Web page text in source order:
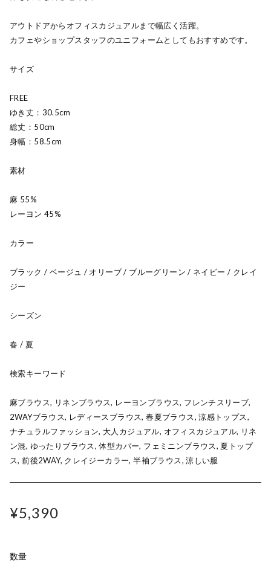
アウトドアからオフィスカジュアルまで幅広く活躍。
カフェやショップスタッフのユニフォームとしてもおすすめです。
サイズ
FREE
ゆき丈：30.5cm
総丈：50cm
身幅：58.5cm
素材
麻 55%
レーヨン 45%
カラー
ブラック / ベージュ / オリーブ / ブルーグリーン / ネイビー / クレイ
ジー
シーズン
春 / 夏
検索キーワード
麻ブラウス, リネンブラウス, レーヨンブラウス, フレンチスリーブ,
2WAYブラウス, レディースブラウス, 春夏ブラウス, 涼感トップス,
ナチュラルファッション, 大人カジュアル, オフィスカジュアル, リネ
ン混, ゆったりブラウス, 体型カバー, フェミニンブラウス, 夏トップ
ス, 前後2WAY, クレイジーカラー, 半袖ブラウス, 涼しい服
¥5,390
数量